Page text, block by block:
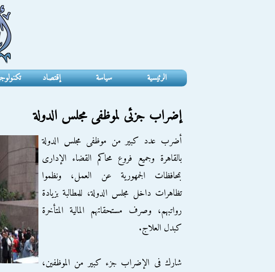
الرئيسية سياسة إقتصاد
إضراب جزئى لموظفى مجلس الدولة
أضرب عدد كبير من موظفى مجلس الدولة
بالقاهرة وجميع فروع محاكم القضاء الإدارى
بمحافظات الجمهورية عن العمل، ونظموا
تظاهرات داخل مجلس الدولة، للمطالبة بزيادة
رواتبهم، وصرف مستحقاتهم المالية المتأخرة
كبدل العلاج.
شارك فى الإضراب جزء كبير من الموظفين،